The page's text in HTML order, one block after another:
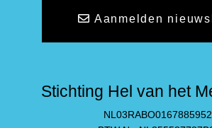
Aanmelden
Stichting Hel van het
NL03RABO0167885952